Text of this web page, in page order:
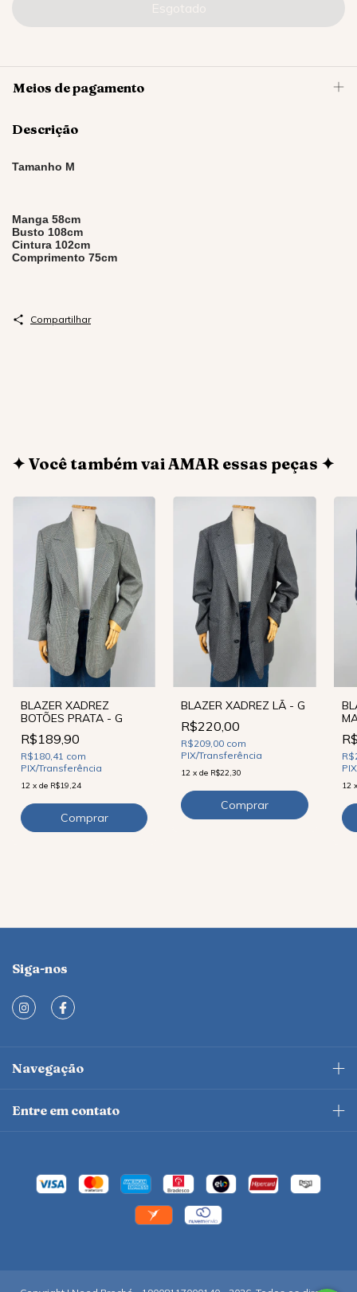
Meios de pagamento
Descrição
Tamanho M
Manga 58cm
Busto 108cm
Cintura 102cm
Comprimento 75cm
Compartilhar
✦ Você também vai AMAR essas peças ✦
BLAZER XADREZ
BOTÕES PRATA - G
R$189,90
R$180,41 com
PIX/Transferência
12 x de R$19,24
BLAZER XADREZ LÃ - G
R$220,00
R$209,00 com
PIX/Transferência
12 xde R$22,30
12
Siga-nos
Navegação
Entre em contato